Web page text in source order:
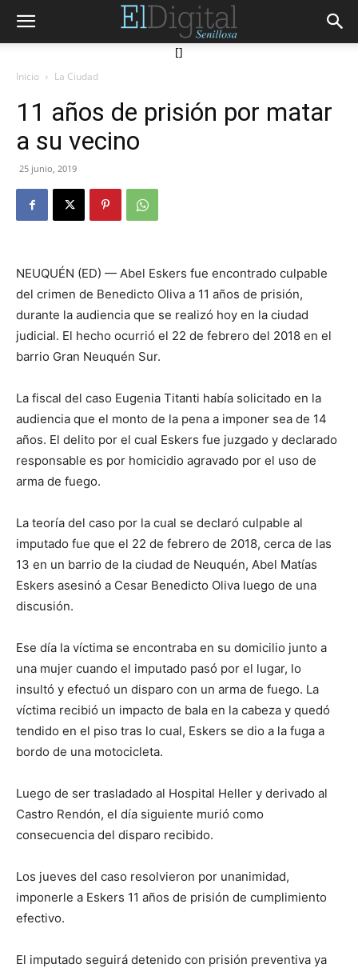
[]
Inicio La Ciudad
11 años de prisión por matar
a su vecino
25 junio, 2019
NEUQUÉN (ED) — Abel Eskers fue encontrado culpable
del crimen de Benedicto Oliva a 11 años de prisión,
durante la audiencia que se realizó hoy en la ciudad
judicial. El hecho ocurrió el 22 de febrero del 2018 en el
barrio Gran Neuquén Sur.
La fiscal del caso Eugenia Titanti había solicitado en la
audiencia que el monto de la pena a imponer sea de 14
años. El delito por el cual Eskers fue juzgado y declarado
responsable es por homicidio agravado por el uso de
arma de fuego.
La teoría del caso por la cual se declaró culpable al
imputado fue que el 22 de febrero de 2018, cerca de las
13 en un barrio de la ciudad de Neuquén, Abel Matías
Eskers asesinó a Cesar Benedicto Oliva luego de una
discusión.
Ese día la víctima se encontraba en su domicilio junto a
una mujer cuando el imputado pasó por el lugar, lo
insultó y efectuó un disparo con un arma de fuego. La
víctima recibió un impacto de bala en la cabeza y quedó
tendido en el piso tras lo cual, Eskers se dio a la fuga a
bordo de una motocicleta.
Luego de ser trasladado al Hospital Heller y derivado al
Castro Rendón, el día siguiente murió como
consecuencia del disparo recibido.
Los jueves del caso resolvieron por unanimidad,
imponerle a Eskers 11 años de prisión de cumplimiento
efectivo.
El imputado seguirá detenido con prisión preventiva ya